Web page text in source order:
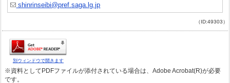
shinrinseibi@pref.saga.lg.jp
（ID:49303）
別ウィンドウで開きます
※資料としてPDFファイルが添付されている場合は、Adobe Acrobat(R)が必要
です。